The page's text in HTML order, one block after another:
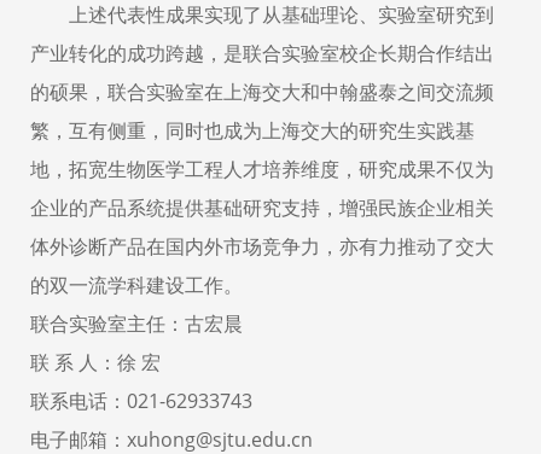
上述代表性成果实现了从基础理论、实验室研究到
产业转化的成功跨越，是联合实验室校企长期合作结出
的硕果，联合实验室在上海交大和中翰盛泰之间交流频
繁，互有侧重，同时也成为上海交大的研究生实践基
地，拓宽生物医学工程人才培养维度，研究成果不仅为
企业的产品系统提供基础研究支持，增强民族企业相关
体外诊断产品在国内外市场竞争力，亦有力推动了交大
的双一流学科建设工作。
联合实验室主任：古宏晨
联 系 人：徐 宏
联系电话：021-62933743
电子邮箱：xuhong@sjtu.edu.cn